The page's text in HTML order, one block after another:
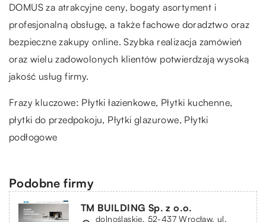
DOMUS za atrakcyjne ceny, bogaty asortyment i
profesjonalną obsługę, a także fachowe doradztwo oraz
bezpieczne zakupy online. Szybka realizacja zamówień
oraz wielu zadowolonych klientów potwierdzają wysoką
jakość usług firmy.
Frazy kluczowe: Płytki łazienkowe, Płytki kuchenne,
płytki do przedpokoju, Płytki glazurowe, Płytki
podłogowe
Podobne firmy
TM BUILDING Sp. z o.o.
dolnośląskie, 52-437 Wrocław, ul.